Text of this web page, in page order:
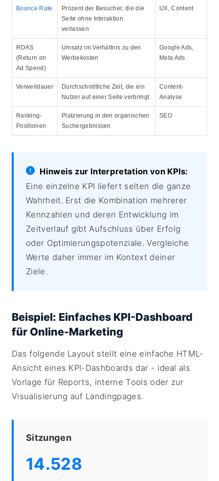
Bounce Rate
Prozent der Besucher, die die
Seite ohne Interaktion
verlassen
UX, Content
ROAS
(Return on
Ad Spend)
Umsatz im Verhältnis zu den
Werbekosten
Google Ads,
Meta Ads
Verweildauer
Durchschnittliche Zeit, die ein
Nutzer auf einer Seite verbringt
Content-
Analyse
Ranking-
Positionen
Platzierung in den organischen
Suchergebnissen
SEO
Hinweis zur Interpretation von KPIs:
Eine einzelne KPI liefert selten die ganze
Wahrheit. Erst die Kombination mehrerer
Kennzahlen und deren Entwicklung im
Zeitverlauf gibt Aufschluss über Erfolg
oder Optimierungspotenziale. Vergleiche
Werte daher immer im Kontext deiner
Ziele.
Beispiel: Einfaches KPI-Dashboard
für Online-Marketing
Das folgende Layout stellt eine einfache HTML-
Ansicht eines KPI-Dashboards dar - ideal als
Vorlage für Reports, interne Tools oder zur
Visualisierung auf Landingpages.
Sitzungen
14.528